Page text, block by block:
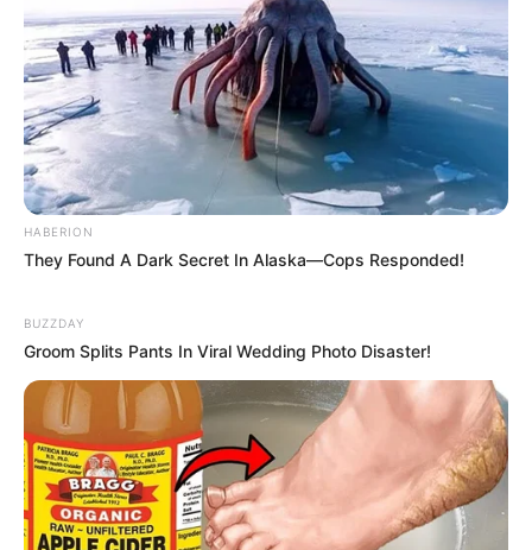
Pendidikan
–
Keluarga
Ayah: –
Ibu: Atikah Lutviati
Saudara Laki-laki: –
Saudara Perempuan: –
Kekayaan
Tidak diketahui pasti berapa total kekayaan Adam Farrel,
kekayaannya berasal dari kariernya sebagai aktor dan model.
HABERION
They Found A Dark Secret In Alaska—Cops Responded!
BUZZDAY
Groom Splits Pants In Viral Wedding Photo Disaster!